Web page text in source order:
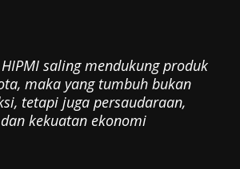
saling mendukung produk
maka yang tumbuh bukan
tetapi juga persaudaraan,
kekuatan ekonomi